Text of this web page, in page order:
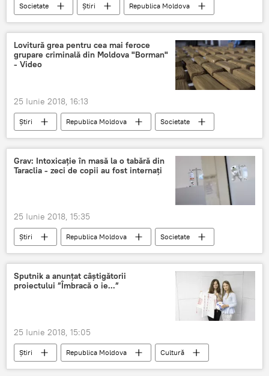
Societate Știri
Republica Moldova
grup de lucru
Taraclia
premierul Pavel Filip
intoxicatie
tabara de copii
Lovitură grea pentru cea mai feroce
grupare criminală din Moldova "Borman"
- Video
25 Iunie 2018, 16:13
Știri Republica Moldova
Societate
grupare criminală
lovitură
"Borman"
Grav: Intoxicație în masă la o tabără din
Taraclia - zeci de copii au fost internați
25 Iunie 2018, 15:35
Știri Republica Moldova
Societate
Taraclia
ANSA
copii
simptome
spital
tabara de copii
Sputnik a anunțat câștigătorii
proiectului ”Îmbracă o ie...”
25 Iunie 2018, 15:05
Știri Republica Moldova
Cultură
Diana Josu-Braniste
stela botez